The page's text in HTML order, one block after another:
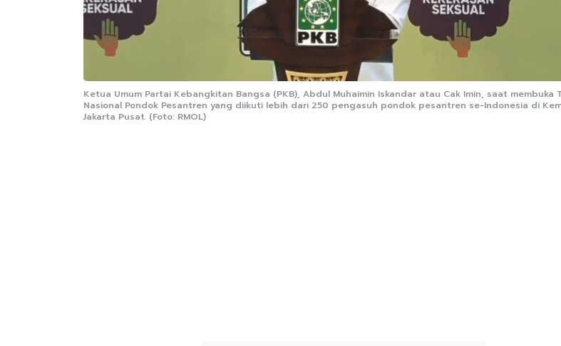
Ketua Umum Partai Kebangkitan Bangsa (PKB), Abdul Muhaimin Iskandar atau Cak Imin, saat membuka
Nasional Pondok Pesantren yang diikuti lebih dari 250 pengasuh pondok pesantren se-Indonesia di
Jakarta Pusat. (Foto: RMOL)